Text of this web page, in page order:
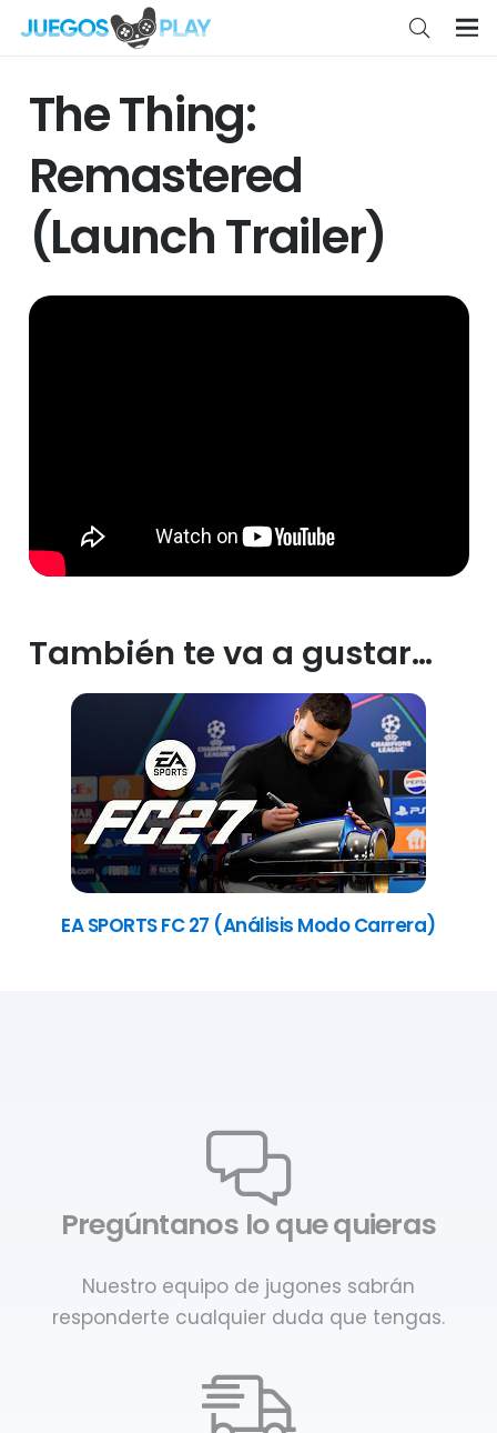
The Thing:
Remastered
(Launch Trailer)
También te va a gustar…
EA SPORTS FC 27 (Análisis Modo Carrera)
Pregúntanos lo que quieras
Nuestro equipo de jugones sabrán
responderte cualquier duda que tengas.